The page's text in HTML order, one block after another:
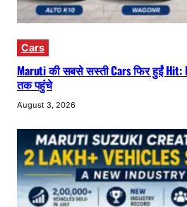
Cars
Maruti की सबसे सस्ती Cars फिर हुईं
तक पहुंचे
August 3, 2026